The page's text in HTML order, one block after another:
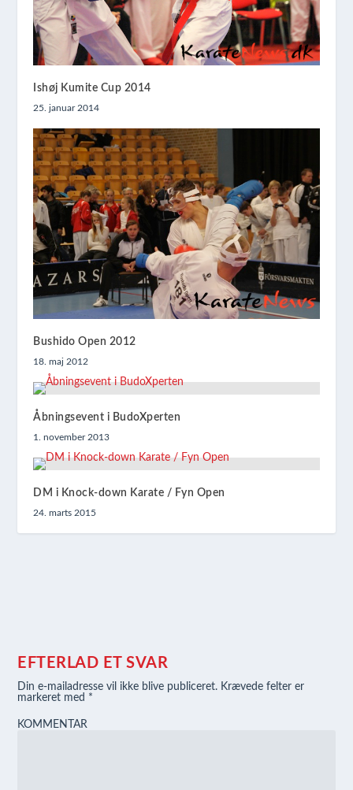
Ishøj Kumite Cup 2014
25. januar 2014
Bushido Open 2012
18. maj 2012
Åbningsevent i BudoXperten
1. november 2013
DM i Knock-down Karate / Fyn Open
24. marts 2015
EFTERLAD ET SVAR
Din e-mailadresse vil ikke blive publiceret. Krævede felter er
markeret med *
KOMMENTAR